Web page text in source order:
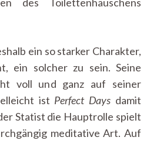
ein so starker Charakter,
ein solcher zu sein. Seine
voll und ganz auf seiner
ist Perfect Days damit
Statist die Hauptrolle spielt
meditative Art. Auf